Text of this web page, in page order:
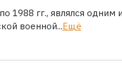
1988 гг., являлся одним
военной...Ещё